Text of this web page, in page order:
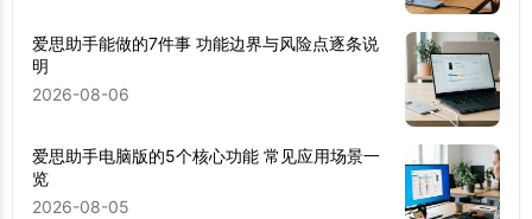
爱思助手能做的7件事 功能边界与风险点逐条说
明
2026-08-06
爱思助手电脑版的5个核心功能 常见应用场景一
览
2026-08-05